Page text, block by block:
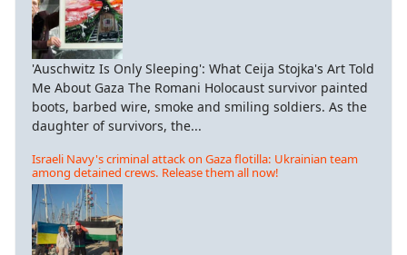
'Auschwitz Is Only Sleeping': What Ceija Stojka's Art Told
Me About Gaza The Romani Holocaust survivor painted
boots, barbed wire, smoke and smiling soldiers. As the
daughter of survivors, the...
Israeli Navy's criminal attack on Gaza flotilla: Ukrainian team
among detained crews. Release them all now!